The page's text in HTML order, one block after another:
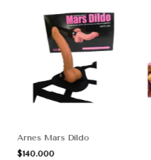
Arnes Mars Dildo
$140.000